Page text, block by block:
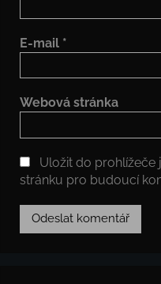
E-mail *
Webová stránka
Uložit do
stránku pro budoucí